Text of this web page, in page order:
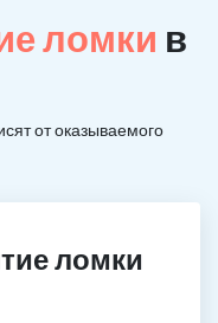
ломки в
от оказываемого
ломки